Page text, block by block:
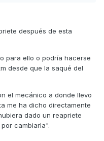
sin dinamométrica (a
y engañan al
en la cabeza y los hago
se aprietan suaves
del tornillo).
después de esta
para ello o podría hacerse
desde que la saqué del
el mecánico a donde llevo
me ha dicho directamente
dado un reapriete
cambiarla".